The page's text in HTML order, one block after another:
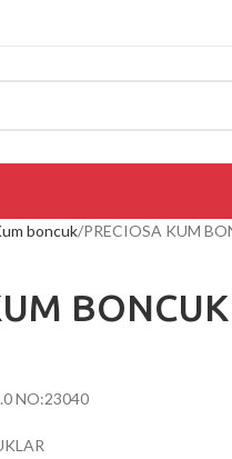
boncuk PRECIOSA KUM
NO:23040